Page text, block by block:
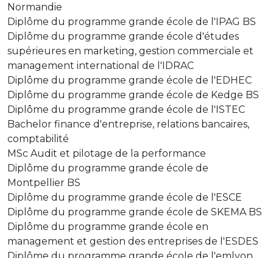
Normandie
Diplôme du programme grande école de l'IPAG BS
Diplôme du programme grande école d'études
supérieures en marketing, gestion commerciale et
management international de l'IDRAC
Diplôme du programme grande école de l'EDHEC
Diplôme du programme grande école de Kedge BS
Diplôme du programme grande école de l'ISTEC
Bachelor finance d'entreprise, relations bancaires,
comptabilité
MSc Audit et pilotage de la performance
Diplôme du programme grande école de
Montpellier BS
Diplôme du programme grande école de l'ESCE
Diplôme du programme grande école de SKEMA BS
Diplôme du programme grande école en
management et gestion des entreprises de l'ESDES